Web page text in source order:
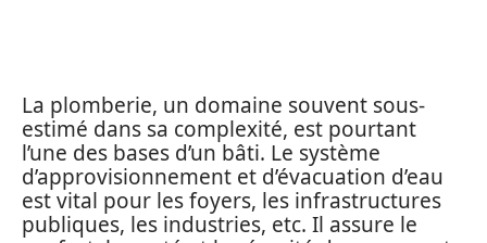
La plomberie, un domaine souvent sous-
estimé dans sa complexité, est pourtant
l’une des bases d’un bâti. Le système
d’approvisionnement et d’évacuation d’eau
est vital pour les foyers, les infrastructures
publiques, les industries, etc. Il assure le